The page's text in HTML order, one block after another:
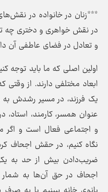
***زنان در خانواده در
در نقش خواهری و دختری چه
و تعادل در فضای عاطفی آن
اولین اصلی که ما باید توجه
ابعاد مختلفی دارند. از وقتی
یک فرزند، در مسیر رشدش به
عنوان همسر، کارمند،
و اجتماعی فعال است و
نگاه کنیم، در حقش اجحاف
ضریب‌دادن بیش از حد به
اجحاف در حق آن‌ها به شمار